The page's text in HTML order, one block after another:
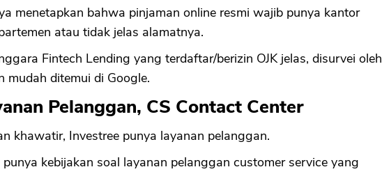
menetapkan bahwa pinjaman online resmi wajib punya kantor
atau tidak jelas alamatnya.
Fintech Lending yang terdaftar/berizin OJK jelas, disurvei oleh
mudah ditemui di Google.
Pelanggan, CS Contact Center
khawatir, Investree punya layanan pelanggan.
kebijakan soal layanan pelanggan customer service yang